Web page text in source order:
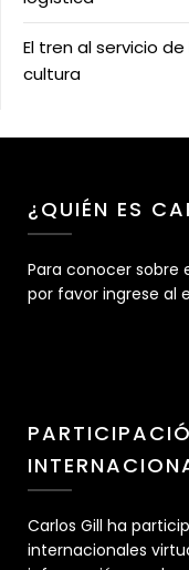
El tren al servicio
cultura
¿QUIÉN ES
Para conocer sobre
por favor ingrese al
Carlos Gill ha
internacionales